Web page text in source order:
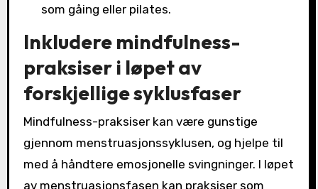
som gåing eller pilates.
Inkludere mindfulness-
praksiser i løpet av
forskjellige syklusfaser
Mindfulness-praksiser kan være gunstige
gjennom menstruasjonssyklusen, og hjelpe til
med å håndtere emosjonelle svingninger. I løpet
av menstruasjonsfasen kan praksiser som